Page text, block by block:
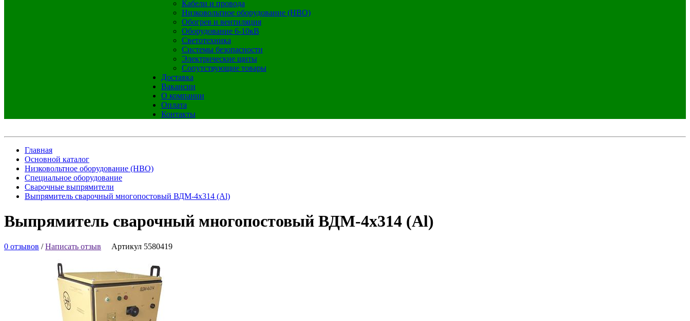
Кабели и провода
Низковольтное оборудование (НВО)
Обогрев и вентиляция
Оборудование 6-10кВ
Светотехника
Системы безопасности
Электрические щиты
Сопутствующие товары
Доставка
Вакансии
О компании
Оплата
Контакты
Главная
Основной каталог
Низковольтное оборудование (НВО)
Специальное оборудование
Сварочные выпрямители
Выпрямитель сварочный многопостовый ВДМ-4х314 (Al)
Выпрямитель сварочный многопостовый ВДМ-4х314 (Al)
0 отзывов /Написать отзыв Артикул 5580419